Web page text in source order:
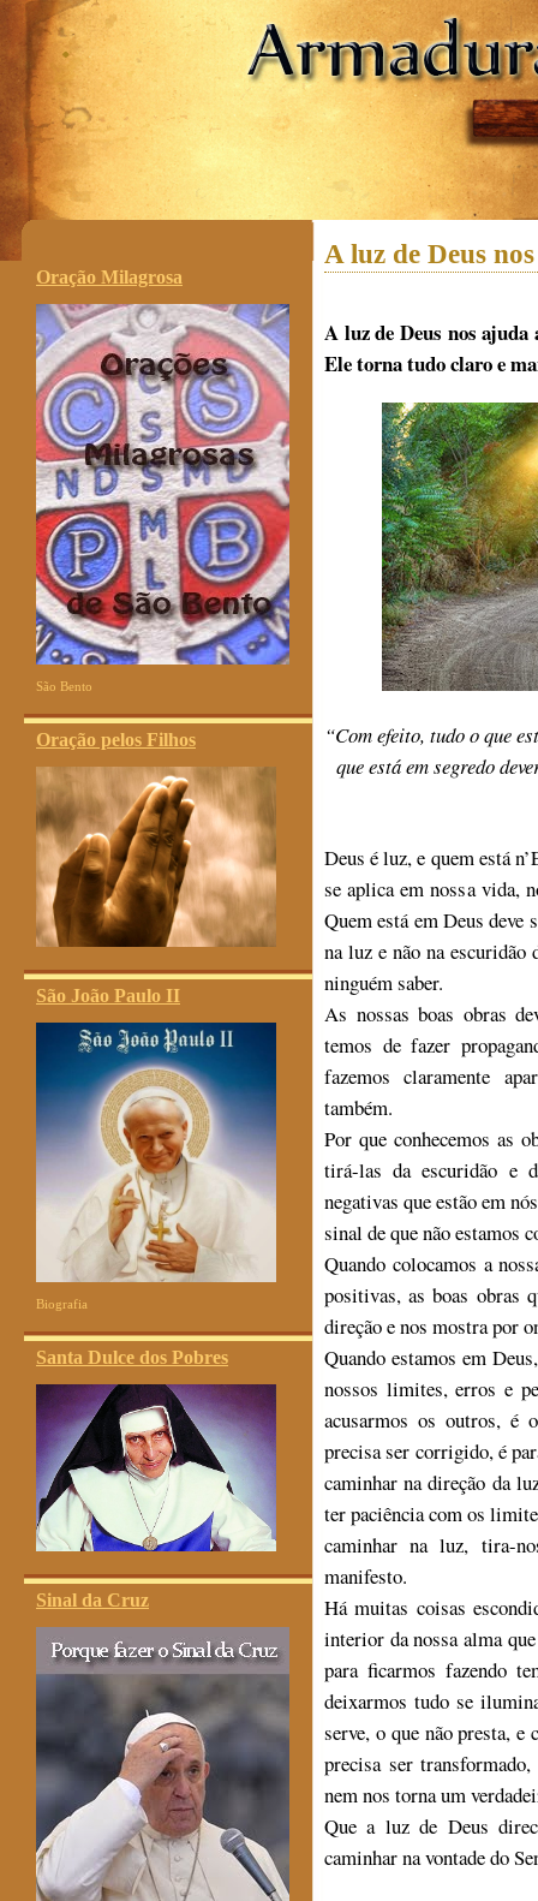
.
Oração Milagrosa
São Bento
Oração pelos Filhos
São João Paulo II
Biografia
Santa Dulce dos Pobres
Sinal da Cruz
A luz de Deus
A luz de Deus nos
Ele torna tudo claro e
“Com efeito, tudo o que
que está em segredo
Deus é luz, e quem está
se aplica em nossa vida,
Quem está em Deus deve
na luz e não na escuridão
ninguém saber.
As nossas boas obras
temos de fazer
fazemos claramente
também.
Por que conhecemos as
tirá-las da escuridão e
negativas que estão em
sinal de que não estamos
Quando colocamos a
positivas, as boas obras
direção e nos mostra por
Quando estamos em
nossos limites, erros e
acusarmos os outros, é
precisa ser corrigido, é
caminhar na direção da
ter paciência com os
caminhar na luz, tira-
manifesto.
Há muitas coisas
interior da nossa alma
para ficarmos fazendo
deixarmos tudo se
serve, o que não presta,
precisa ser
nem nos torna um
Que a luz de Deus
caminhar na vontade do